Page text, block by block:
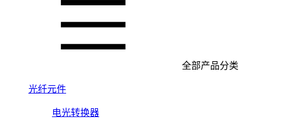
全部产品分类
光纤元件
电光转换器